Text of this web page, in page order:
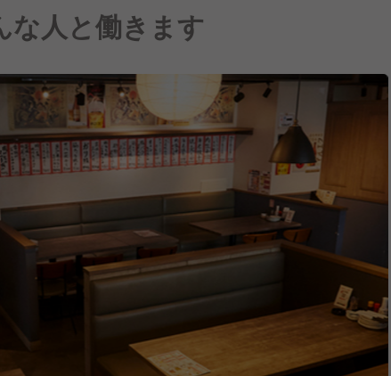
な人と働きます